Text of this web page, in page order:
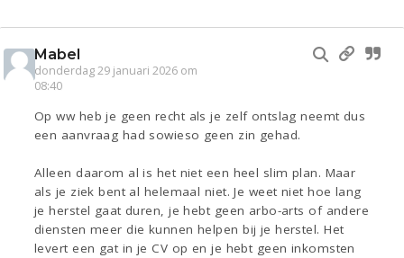
Mabel
donderdag 29 januari 2026 om
08:40
Op ww heb je geen recht als je zelf ontslag neemt dus
een aanvraag had sowieso geen zin gehad.
Alleen daarom al is het niet een heel slim plan. Maar
als je ziek bent al helemaal niet. Je weet niet hoe lang
je herstel gaat duren, je hebt geen arbo-arts of andere
diensten meer die kunnen helpen bij je herstel. Het
levert een gat in je CV op en je hebt geen inkomsten